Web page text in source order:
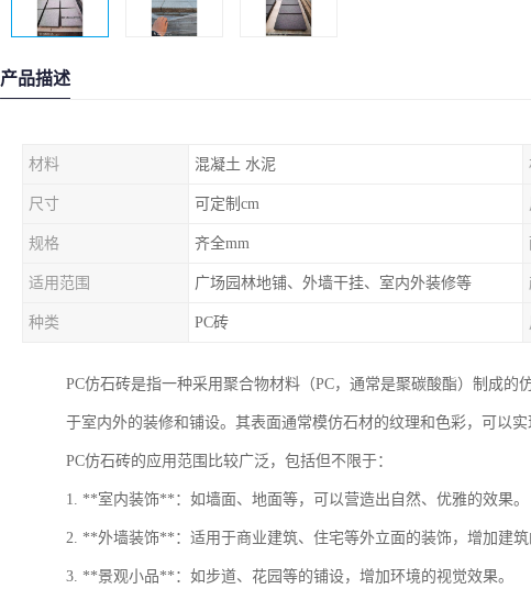
产品描述
材料 混凝土 水泥
尺寸 可定制cm
规格 齐全mm
适用范围 广场园林地铺、外墙干挂、室内外装修等
种类 PC砖
PC仿石砖是指一种采用聚合物材料（PC，通常是聚碳酸酯）制成
于室内外的装修和铺设。其表面通常模仿石材的纹理和色彩，可以
PC仿石砖的应用范围比较广泛，包括但不限于：
1. **室内装饰**：如墙面、地面等，可以营造出自然、优雅的效果。
2. **外墙装饰**：适用于商业建筑、住宅等外立面的装饰，增加建筑
3. **景观小品**：如步道、花园等的铺设，增加环境的视觉效果。